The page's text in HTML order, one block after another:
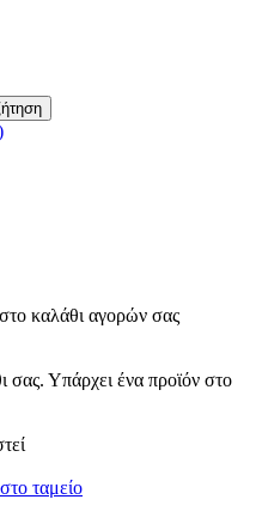
καλάθι αγορών σας
σας. Υπάρχει ένα προϊόν στο
ταμείο